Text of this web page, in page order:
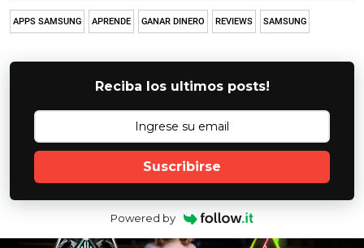
APPS SAMSUNG APRENDE GANAR DINERO REVIEWS SAMSUNG
Reciba los ultimos posts!
Suscribirse
Powered by